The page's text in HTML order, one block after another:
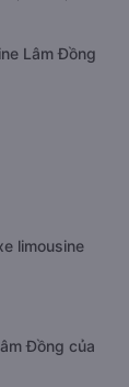
Lâm Đồng
limousine
Đồng của